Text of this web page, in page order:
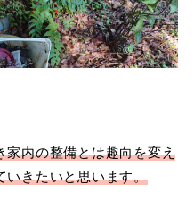
家内の整備とは趣向を変え
いきたいと思います。